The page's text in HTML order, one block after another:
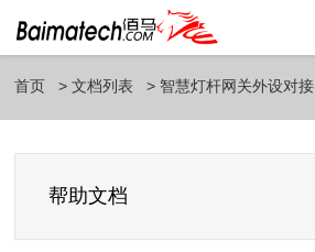
首页 文档列表 智慧灯杆网关外设对接
帮助文档